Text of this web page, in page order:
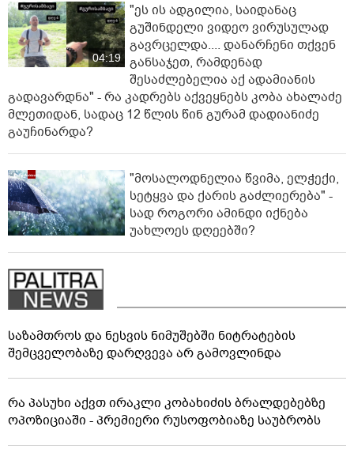
04:19
"ეს ის ადგილია, საიდანაც
გუშინდელი ვიდეო ვირუსულად
გავრცელდა.... დანარჩენი თქვენ
განსაჯეთ, რამდენად
შესაძლებელია აქ ადამიანის
გადავარდნა" - რა კადრებს აქვეყნებს კობა ახალაძე
მლეთიდან, სადაც 12 წლის წინ გურამ დადიანიძე
გაუჩინარდა?
"მოსალოდნელია წვიმა, ელჭექი,
სეტყვა და ქარის გაძლიერება" -
სად როგორი ამინდი იქნება
უახლოეს დღეებში?
საზამთროს და ნესვის ნიმუშებში ნიტრატების
შემცველობაზე დარღვევა არ გამოვლინდა
რა პასუხი აქვთ ირაკლი კობახიძის ბრალდებებზე
ოპოზიციაში - პრემიერი რუსოფობიაზე საუბრობს